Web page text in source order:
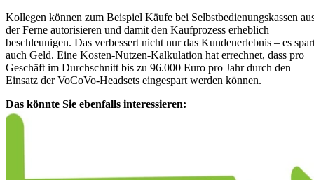
Kollegen können zum Beispiel Käufe bei Selbstbedienungskassen
der Ferne autorisieren und damit den Kaufprozess erheblich
beschleunigen. Das verbessert nicht nur das Kundenerlebnis – es
auch Geld. Eine Kosten-Nutzen-Kalkulation hat errechnet, dass pro
Geschäft im Durchschnitt bis zu 96.000 Euro pro Jahr durch den
Einsatz der VoCoVo-Headsets eingespart werden können.
Das könnte Sie ebenfalls interessieren: